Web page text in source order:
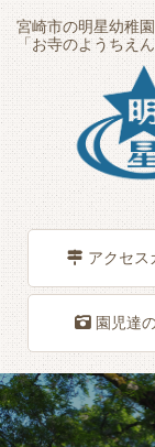
宮崎市の明星幼稚
「お寺のようちえん
アクセス
園児達